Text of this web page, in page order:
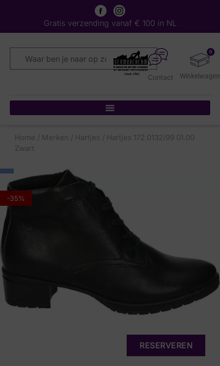
Gratis verzending vanaf € 100 in NL
0
Contact
Home / Merken / Hartjes / Hartjes 172.0132/99 01.00
Zwart
-35%
RESERVEREN